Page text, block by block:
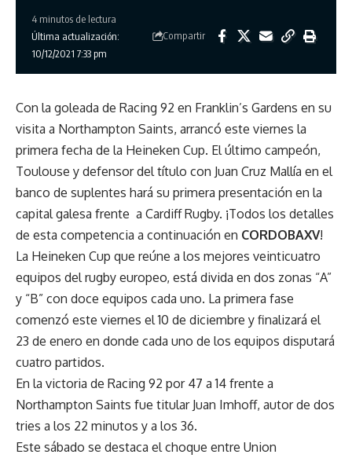
Última actualización:
10/12/2021 7:33 pm
4 minutos de lectura
Compartir
Con la goleada de Racing 92 en Franklin’s Gardens en su
visita a Northampton Saints, arrancó este viernes la
primera fecha de la Heineken Cup. El último campeón,
Toulouse y defensor del título con Juan Cruz Mallía en el
banco de suplentes hará su primera presentación en la
capital galesa frente a Cardiff Rugby. ¡Todos los detalles
de esta competencia a continuación en CORDOBAXV!
La Heineken Cup que reúne a los mejores veinticuatro
equipos del rugby europeo, está divida en dos zonas “A”
y “B” con doce equipos cada uno. La primera fase
comenzó este viernes el 10 de diciembre y finalizará el
23 de enero en donde cada uno de los equipos disputará
cuatro partidos.
En la victoria de Racing 92 por 47 a 14 frente a
Northampton Saints fue titular Juan Imhoff, autor de dos
tries a los 22 minutos y a los 36.
Este sábado se destaca el choque entre Union